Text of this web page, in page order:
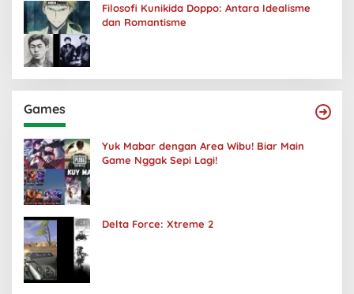
Filosofi Kunikida Doppo: Antara Idealisme
dan Romantisme
Games
Yuk Mabar dengan Area Wibu! Biar Main
Game Nggak Sepi Lagi!
Delta Force: Xtreme 2